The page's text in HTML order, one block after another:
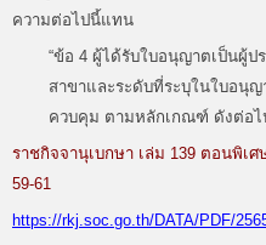
ความต่อไปนี้แทน
“ข้อ 4 ผู้ได้รับใบอนุญาตเป็นผู้ป
สาขาและระดับที่ระบุในใบอนุ
ควบคุม ตามหลักเกณฑ์ ดังต่อไ
ราชกิจจานุเบกษา เล่ม 139 ตอนพิเ
59-61
https://rkj.soc.go.th/DATA/PDF/